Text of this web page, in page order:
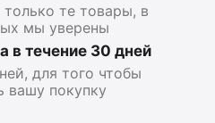
те товары, в
мы уверены
в течение 30 дней
для того чтобы
вашу покупку